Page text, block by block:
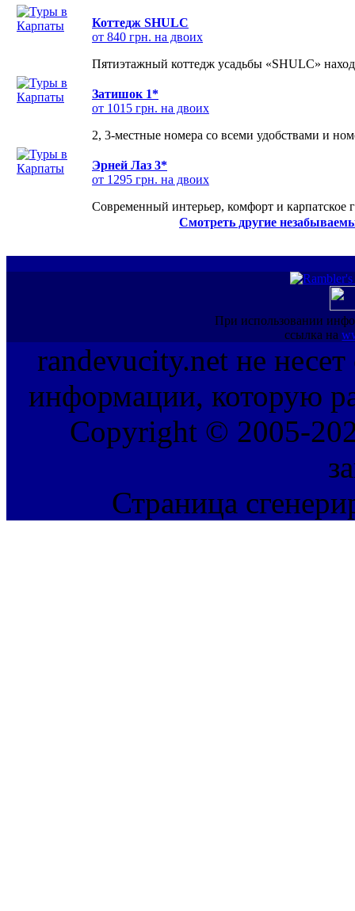
Коттедж SHULC
от 840 грн. на двоих
Пятиэтажный коттедж усадьбы «SHULC»
Затишок 1*
от 1015 грн. на двоих
2, 3-местные номера со всеми удобствами и
Эрней Лаз 3*
от 1295 грн. на двоих
Современный интерьер, комфорт и карпатское
Смотреть другие
При использовании
ссылка на
randevucity.net не несет
информации, которую
Copyright © 2005-
Страница